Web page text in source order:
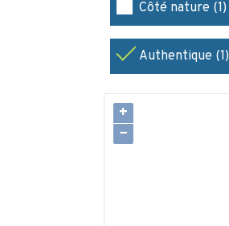
Côté nature (1)
Authentique (1)
+
−